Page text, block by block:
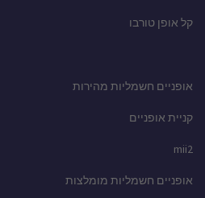
קל אופן טורבו
אופניים חשמליות מהירות
קניית אופניים
mii2
אופניים חשמליות מומלצות